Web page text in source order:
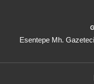
Esentepe Mh.